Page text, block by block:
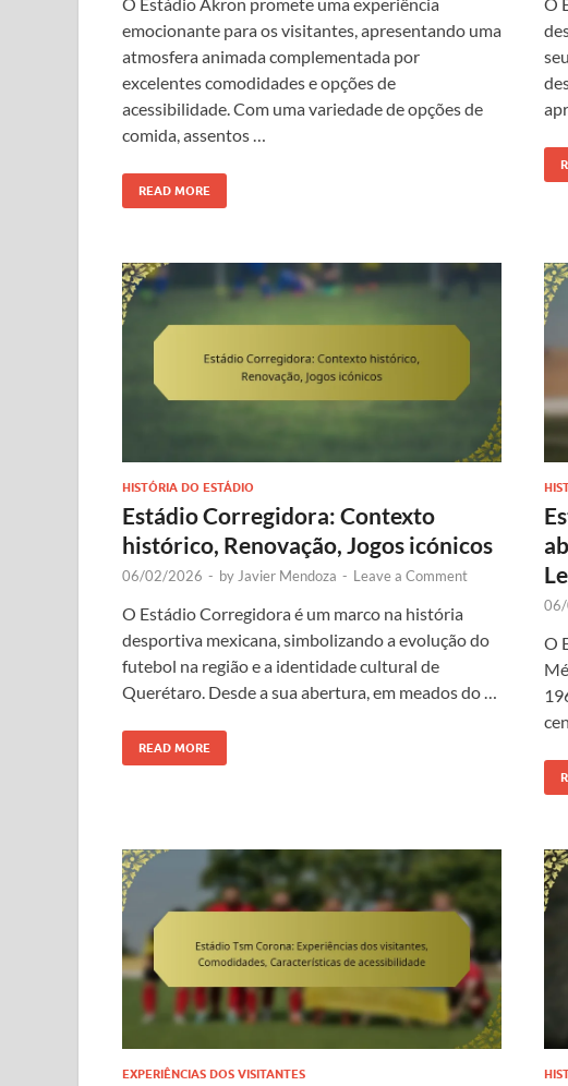
O Estádio Akron promete uma experiência
emocionante para os visitantes, apresentando uma
atmosfera animada complementada por
excelentes comodidades e opções de
acessibilidade. Com uma variedade de opções de
comida, assentos …
READ MORE
O
HISTÓRIA DO ESTÁDIO
Estádio Corregidora: Contexto
histórico, Renovação, Jogos icónicos
06/02/2026 - by Javier Mendoza - Leave a Comment
O Estádio Corregidora é um marco na história
desportiva mexicana, simbolizando a evolução do
futebol na região e a identidade cultural de
Querétaro. Desde a sua abertura, em meados do …
READ MORE
O
EXPERIÊNCIAS DOS VISITANTES